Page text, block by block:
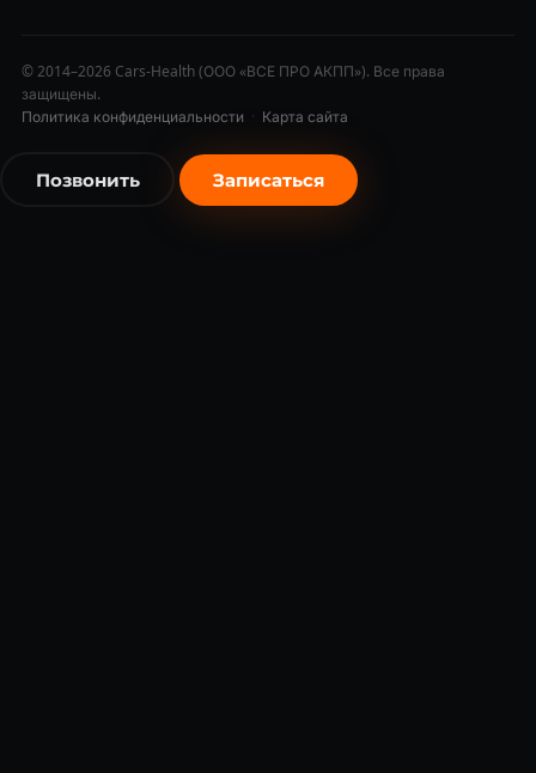
© 2014–2026 Cars-Health (ООО «ВСЕ ПРО АКПП»). Все права
защищены.
Политика конфиденциальности · Карта сайта
Позвонить Записаться